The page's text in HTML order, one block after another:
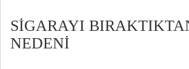
SİGARAYI
NEDENİ